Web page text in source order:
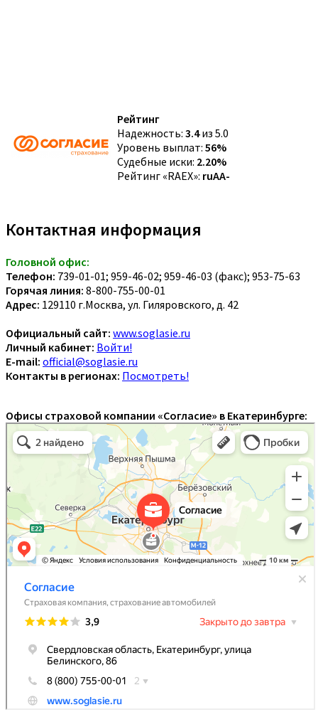
Рейтинг
Надежность: 3.4из 5.0
Уровень выплат: 56%
Судебные иски: 2.20%
Рейтинг «RAEX»: ruAA-
Контактная информация
Головной офис:
Телефон: 739-01-01; 959-46-02; 959-46-03 (факс); 953-75-63
Горячая линия: 8-800-755-00-01
Адрес: 129110 г.Москва, ул. Гиляровского, д. 42
Официальный сайт: www.soglasie.ru
Личный кабинет: Войти!
E-mail: official@soglasie.ru
Контакты в регионах: Посмотреть!
Офисы страховой компании «Согласие» в Екатеринбурге: